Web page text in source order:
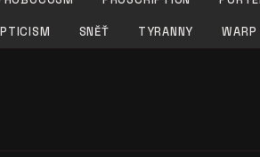
SNĚŤ TYRANNY WARP